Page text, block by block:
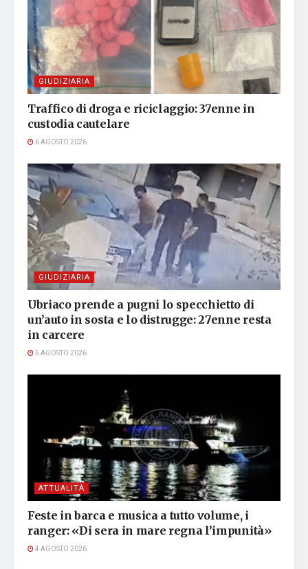
GIUDIZIARIA
Traffico di droga e riciclaggio: 37enne in
custodia cautelare
6 AGOSTO 2026
GIUDIZIARIA
Ubriaco prende a pugni lo specchietto di
un’auto in sosta e lo distrugge: 27enne resta
in carcere
5 AGOSTO 2026
ATTUALITÀ
Feste in barca e musica a tutto volume, i
ranger: «Di sera in mare regna l’impunità»
4 AGOSTO 2026